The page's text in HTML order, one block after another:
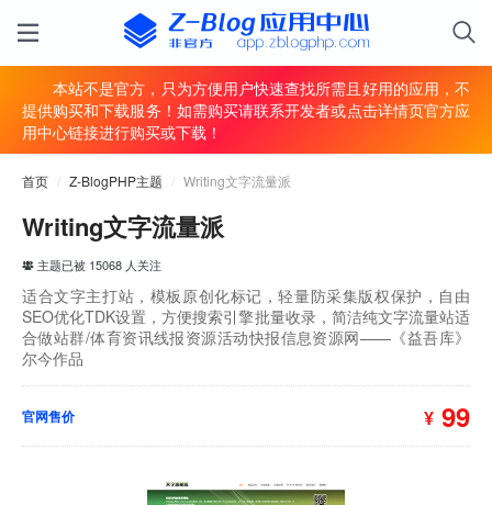
本站不是官方，只为方便用户快速查找所需且好用的应用，不
提供购买和下载服务！如需购买请联系开发者或点击详情页官方应
用中心链接进行购买或下载！
首页 Z-BlogPHP主题 Writing文字流量派
Writing文字流量派
主题已被 15068 人关注
适合文字主打站，模板原创化标记，轻量防采集版权保护，自由
SEO优化TDK设置，方便搜索引擎批量收录，简洁纯文字流量站适
合做站群/体育资讯线报资源活动快报信息资源网——《益吾库》
尔今作品
¥ 99
官网售价